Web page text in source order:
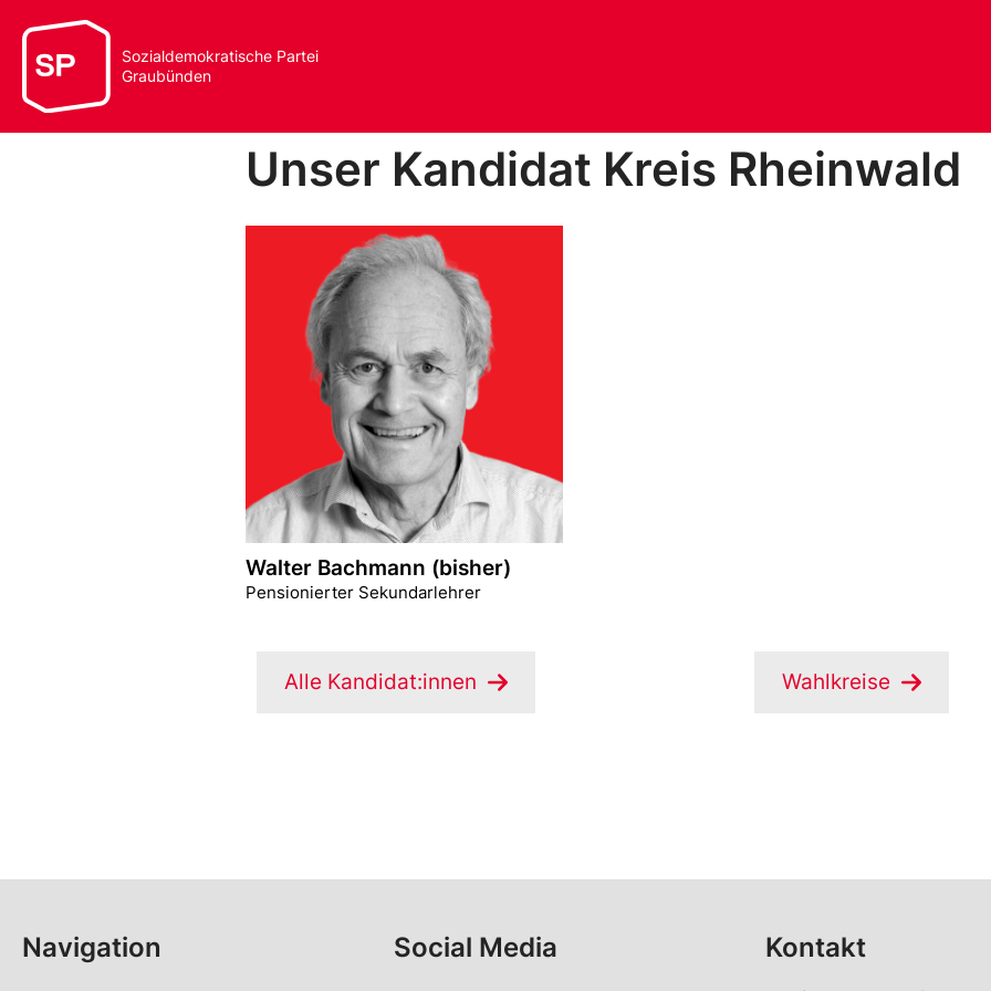
Sozialdemokratische Partei
Graubünden
Unser Kandidat Kreis Rheinwald
Walter Bachmann (bisher)
Pensionierter Sekundarlehrer
Alle Kandidat:innen Wahlkreise
Navigation Social Media Kontakt